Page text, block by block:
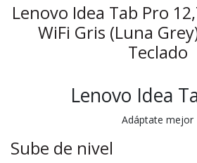
Lenovo Idea Tab Pro
WiFi Gris (Luna
Teclado
Lenovo Idea
Adáptate mejor
Sube de nivel